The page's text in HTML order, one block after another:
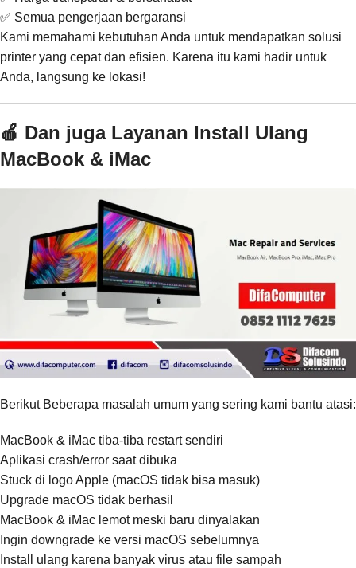
✅ Semua pengerjaan bergaransi
Kami memahami kebutuhan Anda untuk mendapatkan solusi
printer yang cepat dan efisien. Karena itu kami hadir untuk
Anda, langsung ke lokasi!
🍎 Dan juga Layanan Install Ulang
MacBook & iMac
Berikut Beberapa masalah umum yang sering kami bantu atasi:
MacBook & iMac tiba-tiba restart sendiri
Aplikasi crash/error saat dibuka
Stuck di logo Apple (macOS tidak bisa masuk)
Upgrade macOS tidak berhasil
MacBook & iMac lemot meski baru dinyalakan
Ingin downgrade ke versi macOS sebelumnya
Install ulang karena banyak virus atau file sampah